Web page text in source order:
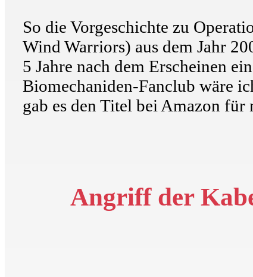
So die Vorgeschichte zu
Wind Warriors) aus dem Jahr
5 Jahre nach dem Erscheinen
Biomechaniden-Fanclub wäre
gab es den Titel bei Amazon
Angriff der